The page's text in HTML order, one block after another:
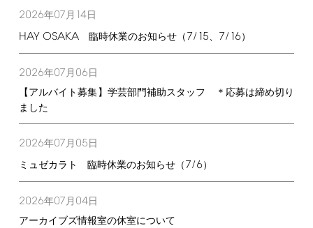
2026年07月 14日
HAY OSAKA臨時休業のお知らせ（7/15、 7/16）
2026年07月 06日
【アルバイト募集】学芸部門補助スタッフ ＊応募は締め切り
ました
2026年07月 05日
ミュゼカラト 臨時休業のお知らせ（7/6）
2026年07月 04日
アーカイブズ情報室の休室について